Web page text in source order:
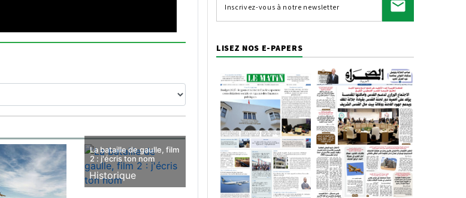
La bataille de gaulle, film
2 : j'écris ton nom
Historique
LISEZ NOS E-PAPERS